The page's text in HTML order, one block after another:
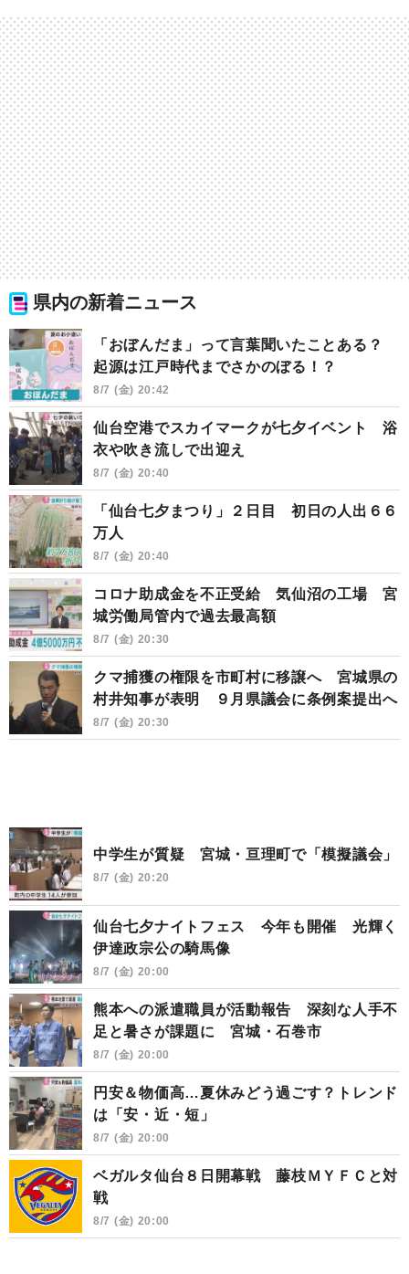
県内の新着ニュース
「おぼんだま」って言葉聞いたことある？
起源は江戸時代までさかのぼる！？
8/7 (金) 20:42
仙台空港でスカイマークが七夕イベント 浴
衣や吹き流しで出迎え
8/7 (金) 20:40
「仙台七夕まつり」２日目 初日の人出６６
万人
8/7 (金) 20:40
コロナ助成金を不正受給 気仙沼の工場 宮
城労働局管内で過去最高額
8/7 (金) 20:30
クマ捕獲の権限を市町村に移譲へ 宮城県の
村井知事が表明 ９月県議会に条例案提出へ
8/7 (金) 20:30
中学生が質疑 宮城・亘理町で「模擬議会」
8/7 (金) 20:20
仙台七夕ナイトフェス 今年も開催 光輝く
伊達政宗公の騎馬像
8/7 (金) 20:00
熊本への派遣職員が活動報告 深刻な人手不
足と暑さが課題に 宮城・石巻市
8/7 (金) 20:00
円安＆物価高…夏休みどう過ごす？トレンド
は「安・近・短」
8/7 (金) 20:00
ベガルタ仙台８日開幕戦 藤枝ＭＹＦＣと対
戦
8/7 (金) 20:00